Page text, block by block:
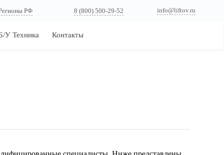
8 (800) 500-29-52
РФ info@liftov.ru
У Техника Контакты